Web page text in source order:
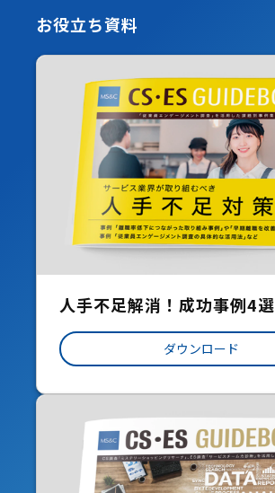
お役立ち資料
人手不足解消！成功事例4選
ダウンロード